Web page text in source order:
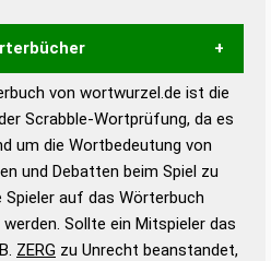
eines semantischen
gute Anhaltspunkte zu
und Wortform, um die
das Scrabble-Spiel zu
Turnier Scrabble-
von wortwurzel.de ist die
Scrabble-Wortprüfung, da es
um die Wortbedeutung von
und Debatten beim Spiel zu
auf das Wörterbuch
Sollte ein Mitspieler das
ZERG zu Unrecht beanstandet,